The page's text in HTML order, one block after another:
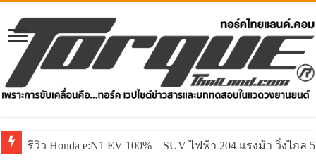
รีวิว Honda e:N1 EV 100% – SUV ไฟฟ้า 204 แรงม้า วิ่งไกล
รีวิว ลองขับ All New GWM HAVAL H6 ปรับโฉมหน้าใหม่